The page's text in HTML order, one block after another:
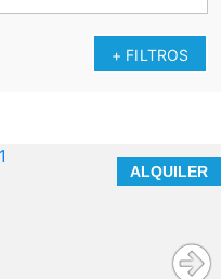
+ FILTROS
ALQUILER
de Sagunto